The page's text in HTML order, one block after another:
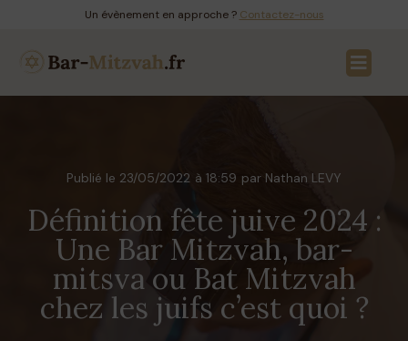
Un évènement en approche ? Contactez-nous
Publié le 23/05/2022 à 18:59 par Nathan LEVY
Définition fête juive 2024 :
Une Bar Mitzvah, bar-
mitsva ou Bat Mitzvah
chez les juifs c’est quoi ?